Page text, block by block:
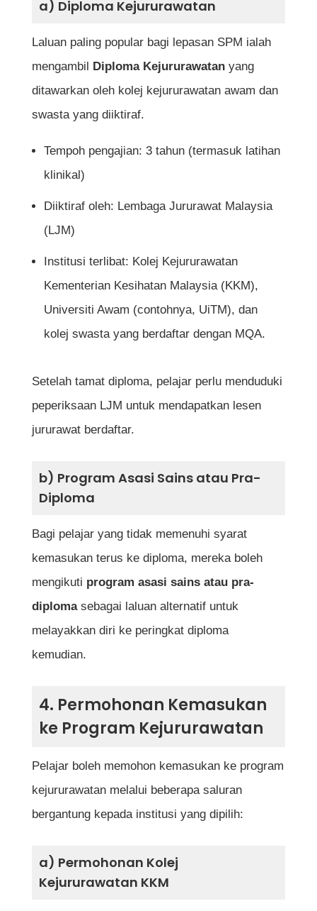
a) Diploma Kejururawatan
Laluan paling popular bagi lepasan SPM ialah
mengambil Diploma Kejururawatanyang
ditawarkan oleh kolej kejururawatan awam dan
swasta yang diiktiraf.
Tempoh pengajian: 3 tahun (termasuk latihan
klinikal)
Diiktiraf oleh: Lembaga Jururawat Malaysia
(LJM)
Institusi terlibat: Kolej Kejururawatan
Kementerian Kesihatan Malaysia (KKM),
Universiti Awam (contohnya, UiTM), dan
kolej swasta yang berdaftar dengan MQA.
Setelah tamat diploma, pelajar perlu menduduki
peperiksaan LJM untuk mendapatkan lesen
jururawat berdaftar.
b) Program Asasi Sains atau Pra-
Diploma
Bagi pelajar yang tidak memenuhi syarat
kemasukan terus ke diploma, mereka boleh
mengikuti program asasi sains atau pra-
diplomasebagai laluan alternatif untuk
melayakkan diri ke peringkat diploma
kemudian.
4. Permohonan Kemasukan
ke Program Kejururawatan
Pelajar boleh memohon kemasukan ke program
kejururawatan melalui beberapa saluran
bergantung kepada institusi yang dipilih:
a) Permohonan Kolej
Kejururawatan KKM